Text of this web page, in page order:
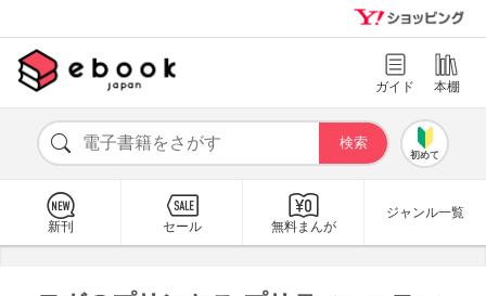
ガイド 本棚
初めて
新刊 セール 無料まんが
ジャンル一覧